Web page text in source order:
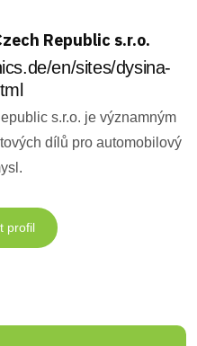
Republic s.r.o.
en/sites/dysina-
s.r.o. je významným
dílů pro automobilový
profil